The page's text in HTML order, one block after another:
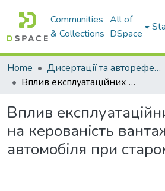
Communities
& Collections
All of
DSpace
Home Дисертації та автореферати дисертацій
Вплив експлуатацiйних факторiв на керованiсть вантажного автомобiля при старому русi
Вплив
на керованiсть
автомобiля при